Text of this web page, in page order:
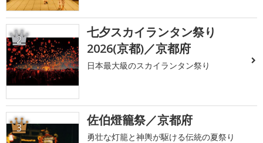
2
七夕スカイランタン祭り
2026(京都)／京都府
日本最大級のスカイランタン祭り
3 佐伯燈籠祭／京都府
勇壮な灯籠と神輿が駆ける伝統の夏祭り